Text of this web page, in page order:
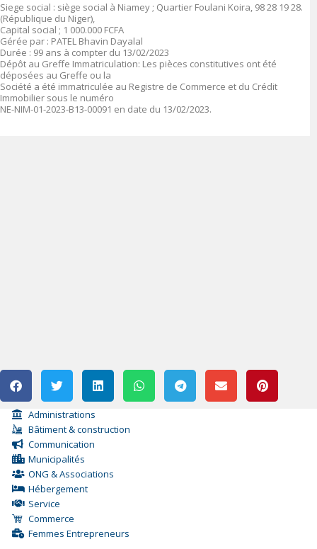
Siege social : siège social à Niamey ; Quartier Foulani Koira, 98 28 19 28.
(République du Niger),
Capital social ; 1 000.000 FCFA
Gérée par : PATEL Bhavin Dayalal
Durée : 99 ans à compter du 13/02/2023
Dépôt au Greffe Immatriculation: Les pièces constitutives ont été
déposées au Greffe ou la
Société a été immatriculée au Registre de Commerce et du Crédit
Immobilier sous le numéro
NE-NIM-01-2023-B13-00091 en date du 13/02/2023.
Administrations
Bâtiment & construction
Communication
Municipalités
ONG & Associations
Hébergement
Service
Commerce
Femmes Entrepreneurs